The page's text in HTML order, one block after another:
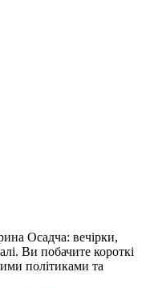
Осадча: вечірки,
Ви побачите короткі
політиками та